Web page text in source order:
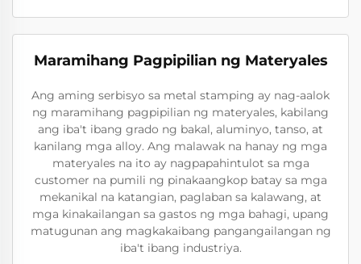
Maramihang Pagpipilian ng Materyales
Ang aming serbisyo sa metal stamping ay nag-aalok
ng maramihang pagpipilian ng materyales, kabilang
ang iba't ibang grado ng bakal, aluminyo, tanso, at
kanilang mga alloy. Ang malawak na hanay ng mga
materyales na ito ay nagpapahintulot sa mga
customer na pumili ng pinakaangkop batay sa mga
mekanikal na katangian, paglaban sa kalawang, at
mga kinakailangan sa gastos ng mga bahagi, upang
matugunan ang magkakaibang pangangailangan ng
iba't ibang industriya.